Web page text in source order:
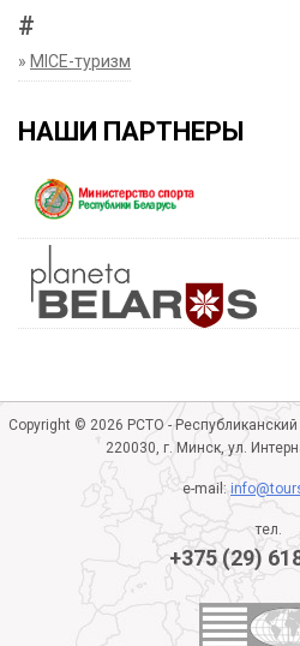
#
» MICE-туризм
НАШИ ПАРТНЕРЫ
Copyright © 2026 РСТО - Республиканский
220030, г. Минск, ул.
e-mail:
тел.
+375 (29)